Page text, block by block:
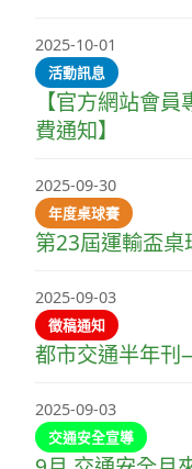
2025-10-01
活動訊息
【官方網站會
費通知】
2025-09-30
年度桌球賽
第23屆運輸盃
2025-09-03
徵稿通知
都市交通半年
2025-09-03
交通安全宣導